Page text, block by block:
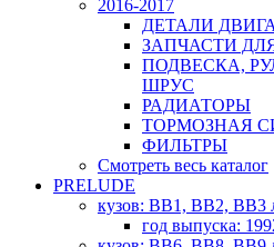
2016-2017
ДЕТАЛИ
ЗАПЧАСТИ
ПОДВЕСКА,
ШРУС
РАДИАТОРЫ
ТОРМОЗНАЯ
ФИЛЬТРЫ
Смотреть весь каталог
PRELUDE
кузов: BB1, BB2, BB3
год выпуска: